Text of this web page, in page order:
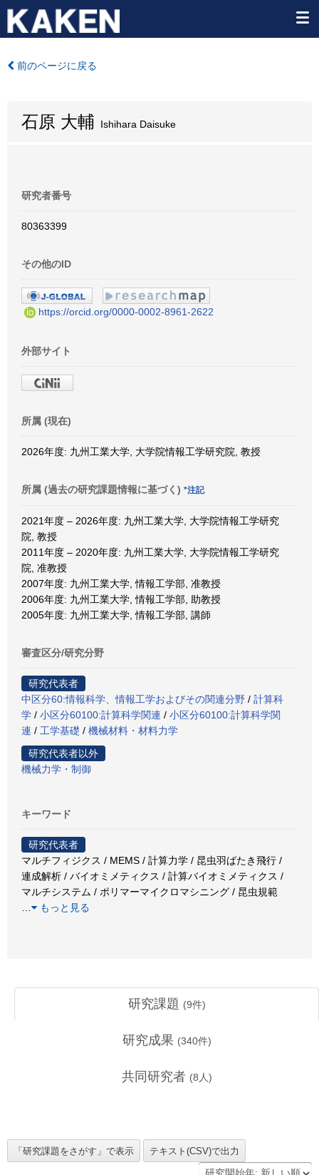
前のページに戻る
石原 大輔 Ishihara Daisuke
研究者番号
80363399
その他のID
https://orcid.org/0000-0002-8961-2622
外部サイト
所属 (現在)
2026年度: 九州工業大学, 大学院情報工学研究院, 教授
所属 (過去の研究課題情報に基づく) *注記
2021年度 – 2026年度: 九州工業大学, 大学院情報工学研究
院, 教授
2011年度 – 2020年度: 九州工業大学, 大学院情報工学研究
院, 准教授
2007年度: 九州工業大学, 情報工学部, 准教授
2006年度: 九州工業大学, 情報工学部, 助教授
2005年度: 九州工業大学, 情報工学部, 講師
審査区分/研究分野
研究代表者
中区分60:情報科学、情報工学およびその関連分野 / 計算科
学 / 小区分60100:計算科学関連 / 小区分60100:計算科学関
連 / 工学基礎 / 機械材料・材料力学
研究代表者以外
機械力学・制御
キーワード
研究代表者
マルチフィジクス / MEMS / 計算力学 / 昆虫羽ばたき飛行 /
連成解析 / バイオミメティクス / 計算バイオミメティクス /
マルチシステム / ポリマーマイクロマシニング / 昆虫規範
もっと見る
研究課題 (9件)
研究成果 (340件)
共同研究者 (8 人)